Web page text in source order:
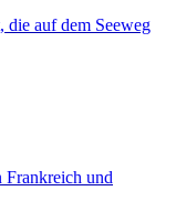
die auf dem Seeweg
Frankreich und